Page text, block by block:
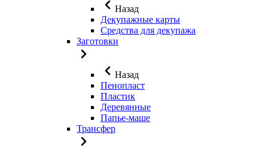
Назад
Декупажные карты
Средства для декупажа
Заготовки
Назад
Пенопласт
Пластик
Деревянные
Папье-маше
Трансфер